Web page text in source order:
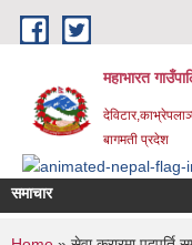
Skip to main content
महाभारत
बागमती प्रदेश
समाचार